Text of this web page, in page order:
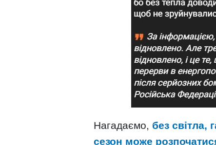
Нагадаємо, без світла,
сезон може